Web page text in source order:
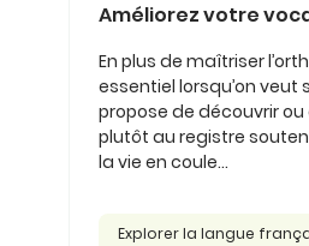
Améliorez votre
En plus de maîtriser
essentiel lorsqu’on veut
propose de découvrir
plutôt au registre
la vie en coule...
Explorer la langue